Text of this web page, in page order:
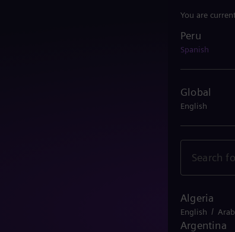
You are
Peru
Spanish
Global
English
Algeria
English /
Argentina